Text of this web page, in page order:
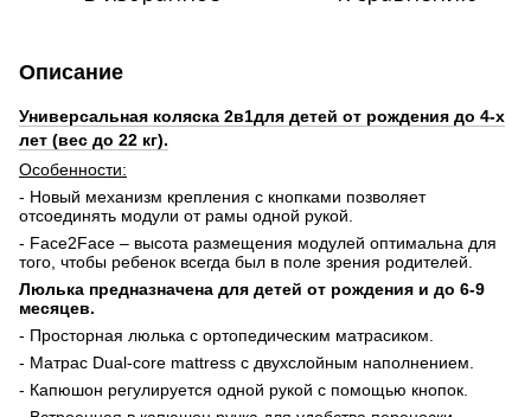
Описание
Универсальная коляска 2в1для детей от рождения до 4-х
лет (вес до 22 кг).
Особенности:
- Новый механизм крепления с кнопками позволяет
отсоединять модули от рамы одной рукой
- Face2Face – высота размещения модулей оптимальна для
того, чтобы ребенок всегда был в поле зрения родителей.
Люлька предназначена для детей от рождения и до 6-9
месяцев.
- Просторная люлька с ортопедическим матрасиком.
- Матрас Dual-core mattress с двухслойным наполнением.
- Капюшон регулируется одной рукой с помощью кнопок.